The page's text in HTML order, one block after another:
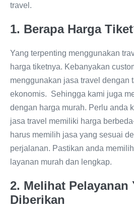
travel.
1. Berapa Harga
Yang terpenting menggunakan
harga tiketnya. Kebanyakan
menggunakan jasa travel dengan
ekonomis. Sehingga kami juga
dengan harga murah. Perlu anda
jasa travel memiliki harga
harus memilih jasa yang sesuai
perjalanan. Pastikan anda
layanan murah dan lengkap.
2. Melihat Pelayanan
Diberikan